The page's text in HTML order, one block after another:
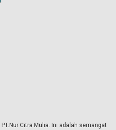
Citra Mulia. Ini adalah semangat